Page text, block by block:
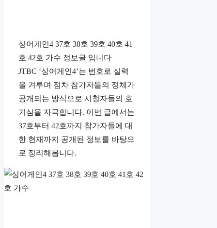
싱어게인4 37호 38호 39호 40호 41
호 42호 가수 정보글 입니다
JTBC ‘싱어게인4’는 번호로 실력
을 겨루며 점차 참가자들의 정체가
공개되는 방식으로 시청자들의 호
기심을 자극합니다. 이번 글에서는
37호부터 42호까지 참가자들에 대
한 현재까지 공개된 정보를 바탕으
로 정리해봅니다.